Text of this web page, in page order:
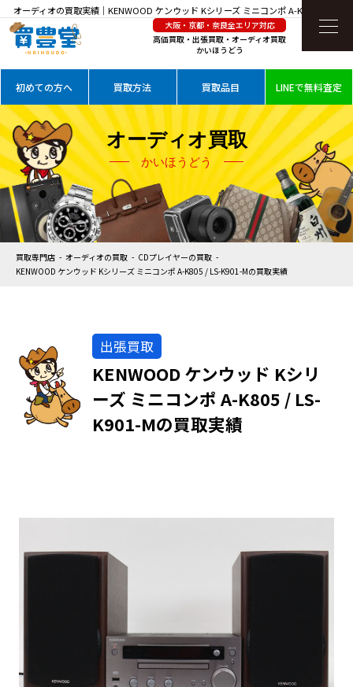
オーディオの買取実績｜KENWOOD ケンウッド Kシリーズ ミニコンポ A-K805 / LS-
K901-Mを高価買取
大阪・京都・奈良全エリア対応
高価買取・出張買取・オーディオ買取
かいほうどう
初めての方へ 買取方法 買取品目 LINEで無料査定
オーディオ買取
かいほうどう
買取専門店 オーディオの買取
CDプレイヤーの買取
KENWOOD ケンウッド Kシリーズ ミニコンポ A-K805 / LS-K901-Mの買取実績
出張買取
KENWOOD ケンウッド Kシリ
ーズ ミニコンポ A-K805 / LS-
K901-Mの買取実績